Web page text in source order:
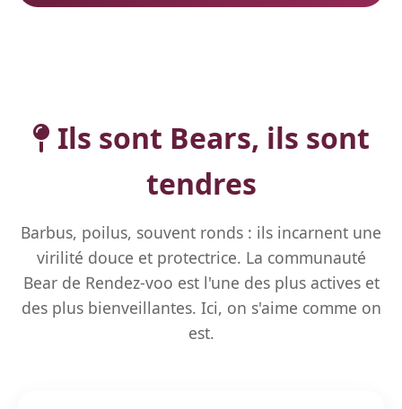
Ils sont Bears, ils sont
tendres
Barbus, poilus, souvent ronds : ils incarnent une
virilité douce et protectrice. La communauté
Bear de Rendez-voo est l'une des plus actives et
des plus bienveillantes. Ici, on s'aime comme on
est.